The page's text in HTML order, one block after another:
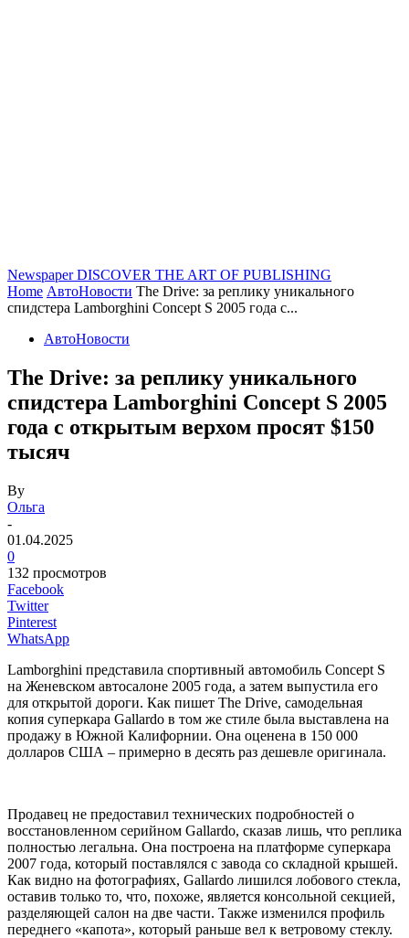
Newspaper DISCOVER THE ART OF PUBLISHING
Home АвтоНовости The Drive: за реплику уникального
спидстера Lamborghini Concept S 2005 года с...
АвтоНовости
The Drive: за реплику уникального
спидстера Lamborghini Concept S 2005
года с открытым верхом просят $150
тысяч
By
Ольга
-
01.04.2025
0
132 просмотров
Facebook
Twitter
Pinterest
WhatsApp
Lamborghini представила спортивный автомобиль Concept S
на Женевском автосалоне 2005 года, а затем выпустила его
для открытой дороги. Как пишет The Drive, самодельная
копия суперкара Gallardo в том же стиле была выставлена на
продажу в Южной Калифорнии. Она оценена в 150 000
долларов США – примерно в десять раз дешевле оригинала.
Продавец не предоставил технических подробностей о
восстановленном серийном Gallardo, сказав лишь, что реплика
полностью легальна. Она построена на платформе суперкара
2007 года, который поставлялся с завода со складной крышей.
Как видно на фотографиях, Gallardo лишился лобового стекла,
оставив только то, что, похоже, является консольной секцией,
разделяющей салон на две части. Также изменился профиль
переднего «капота», который раньше вел к ветровому стеклу.